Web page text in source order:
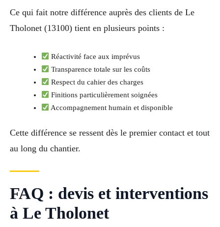
Ce qui fait notre différence auprès des clients de Le
Tholonet (13100) tient en plusieurs points :
Réactivité face aux imprévus
Transparence totale sur les coûts
Respect du cahier des charges
Finitions particulièrement soignées
Accompagnement humain et disponible
Cette différence se ressent dès le premier contact et tout
au long du chantier.
FAQ : devis et interventions
à Le Tholonet